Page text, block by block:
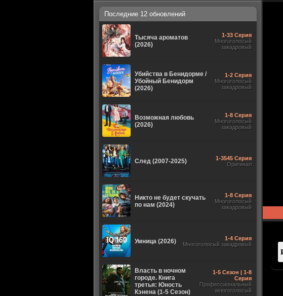
Последние 12 обновлений
Тысяча ароматов
(2026)
1-33 Серия
Многоголосый
закадровый
Убийства в Бенидорме /
Убойный Бенидорм
(2026)
1-2 Серия
Многоголосый
закадровый
Возможная любовь
(2026)
1-8 Серия
Многоголосый
закадровый
След (2007-2025)
1-3545 Серия
Оригинал
Никто не будет скучать
по нам (2024)
1-8 Серия
Многоголосый
закадровый
Умница (2026)
1-4 Серия
Многоголосый закадровый
Власть в ночном
городе. Книга
третья: Юность
Кэнена (1-5 Сезон)
1-5 Сезон | 1-8
Серия
Профессиональный
многоголосый